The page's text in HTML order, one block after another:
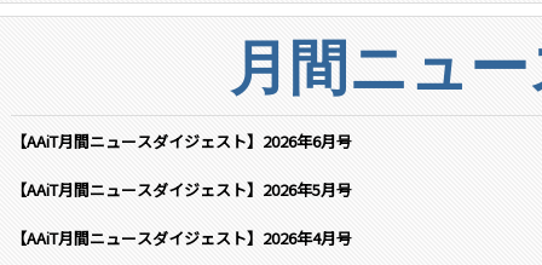
月間ニュ
【AAiT月間ニュースダイジェスト】2026年6月号
【AAiT月間ニュースダイジェスト】2026年5月号
【AAiT月間ニュースダイジェスト】2026年4月号